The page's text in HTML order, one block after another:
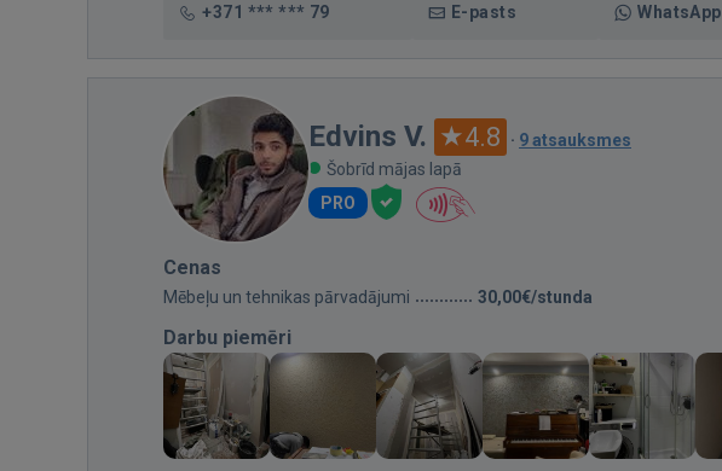
+371 *** *** 79 E-pasts WhatsApp
Edvins V. 4.8 · 9 atsauksmes
Šobrīd mājas lapā
PRO
Cenas
Mēbeļu un tehnikas pārvadājumi 30,00€/stunda
Darbu piemēri